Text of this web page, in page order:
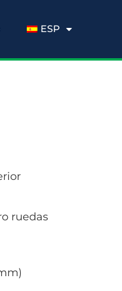
ESP
ruedas